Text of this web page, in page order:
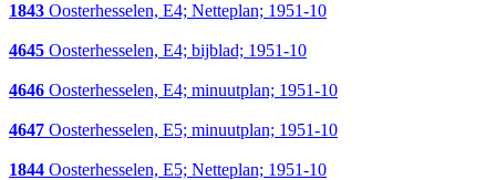
1843 Oosterhesselen, E4; Netteplan; 1951-10
4645 Oosterhesselen, E4; bijblad; 1951-10
4646 Oosterhesselen, E4; minuutplan; 1951-10
4647 Oosterhesselen, E5; minuutplan; 1951-10
1844 Oosterhesselen, E5; Netteplan; 1951-10